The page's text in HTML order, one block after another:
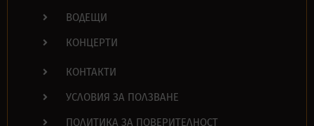
ВОДЕЩИ
КОНЦЕРТИ
КОНТАКТИ
УСЛОВИЯ ЗА ПОЛЗВАНЕ
ПОЛИТИКА ЗА ПОВЕРИТЕЛНОСТ